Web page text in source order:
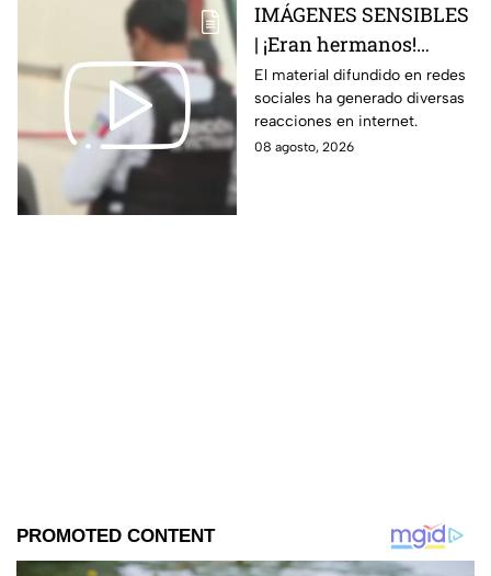
IMÁGENES SENSIBLES
| ¡Eran hermanos!
Captan brut4l agresión
contra un hombre que
perdió la vid4
El material difundido en redes
sociales ha generado diversas
reacciones en internet.
08 agosto, 2026